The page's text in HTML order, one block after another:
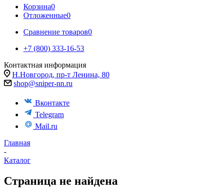
Корзина0
Отложенные0
Сравнение товаров0
+7 (800) 333-16-53
Контактная информация
Н.Новгород, пр-т Ленина, 80
shop@sniper-nn.ru
Вконтакте
Telegram
Mail.ru
Главная
-
Каталог
Страница не найдена